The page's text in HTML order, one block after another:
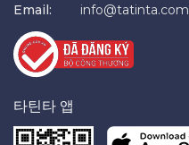
Email:
info@tatinta.com
타틴타 앱